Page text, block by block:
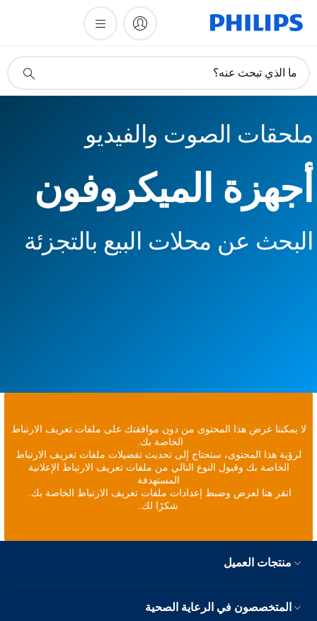
دعم
ما الذي تبحث عنه؟
ملحقات الصوت والفيديو
أجهزة الميكروفون
البحث عن محلات البيع بالتجزئة
لا يمكننا عرض هذا المحتوى من دون موافقتك على ملفات تعريف الارتباط
الخاصة بك.
لرؤية هذا المحتوى، ستحتاج إلى تحديث تفضيلات ملفات تعريف الارتباط
الخاصة بك وقبول النوع التالي من ملفات تعريف الارتباط الإعلانية
المستهدفة
انقر هنا لعرض وضبط إعدادات ملفات تعريف الارتباط الخاصة بك.
شكرًا لك.
منتجات العميل
المتخصصون في الرعاية الصحية